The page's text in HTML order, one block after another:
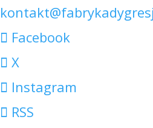
Facebook
X
Instagram
RSS